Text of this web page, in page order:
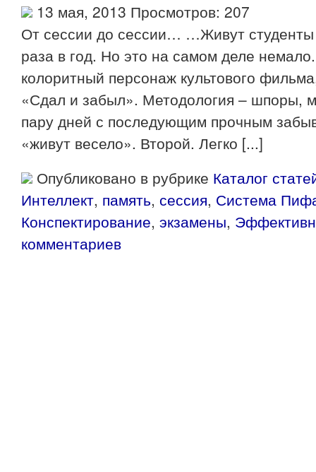
13 мая, 2013 Просмотров: 207
От сессии до сессии… …Живут студенты
раза в год. Но это на самом деле
колоритный персонаж культового
«Сдал и забыл». Методология – шпоры,
пару дней с последующим прочным
«живут весело». Второй. Легко [...]
Опубликовано в рубрике Каталог
Интеллект, память, сессия, Система
Конспектирование, экзамены,
комментариев